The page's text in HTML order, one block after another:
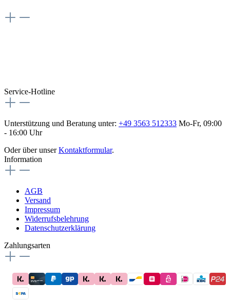
Service-Hotline
Unterstützung und Beratung unter: +49 3563 512333 Mo-Fr, 09:00
- 16:00 Uhr
Oder über unserKontaktformular.
Information
AGB
Versand
Impressum
Widerrufsbelehrung
Datenschutzerklärung
Zahlungsarten